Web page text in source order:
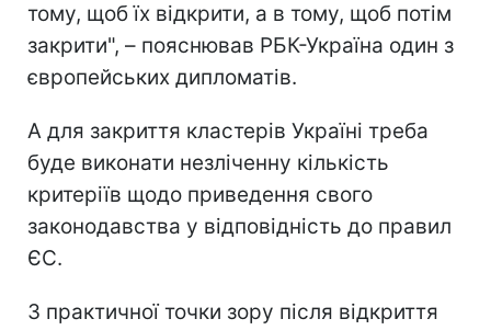
тому, щоб їх відкрити, а в тому, щоб потім
закрити", – пояснював РБК-Україна один з
європейських дипломатів.
А для закриття кластерів Україні треба
буде виконати незліченну кількість
критеріїв щодо приведення свого
законодавства у відповідність до правил
ЄС.
З практичної точки зору після відкриття